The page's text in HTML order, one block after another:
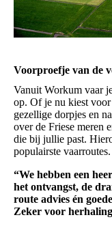
Voorproefje van de
Vanuit Workum vaar
op. Of je nu kiest voor
gezellige dorpjes en
over de Friese meren
die bij jullie past.
populairste vaarroutes.
“We hebben een
het ontvangst, de
route advies én
Zeker voor